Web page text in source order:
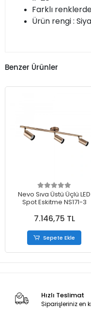
Farklı
Ürün rengi :
Benzer Ürünler
Nevo Sıva Üstü Üçlü LED
Spot Eskitme NS171-3
7.146,75 TL
Sepete Ekle
Hızlı Teslimat
Siparişleriniz en